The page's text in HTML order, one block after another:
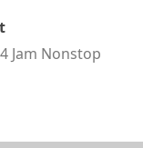
Jam Nonstop